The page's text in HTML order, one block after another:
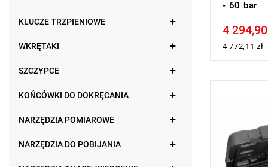
KLUCZE TRZPIENIOWE
WKRĘTAKI
SZCZYPCE
KOŃCÓWKI DO DOKRĘCANIA
NARZĘDZIA POMIAROWE
NARZĘDZIA DO POBIJANIA
- 60 bar
Price tax
4 294,90
4 772,11 zł
przez
Zakres
Masa: 2 kg.